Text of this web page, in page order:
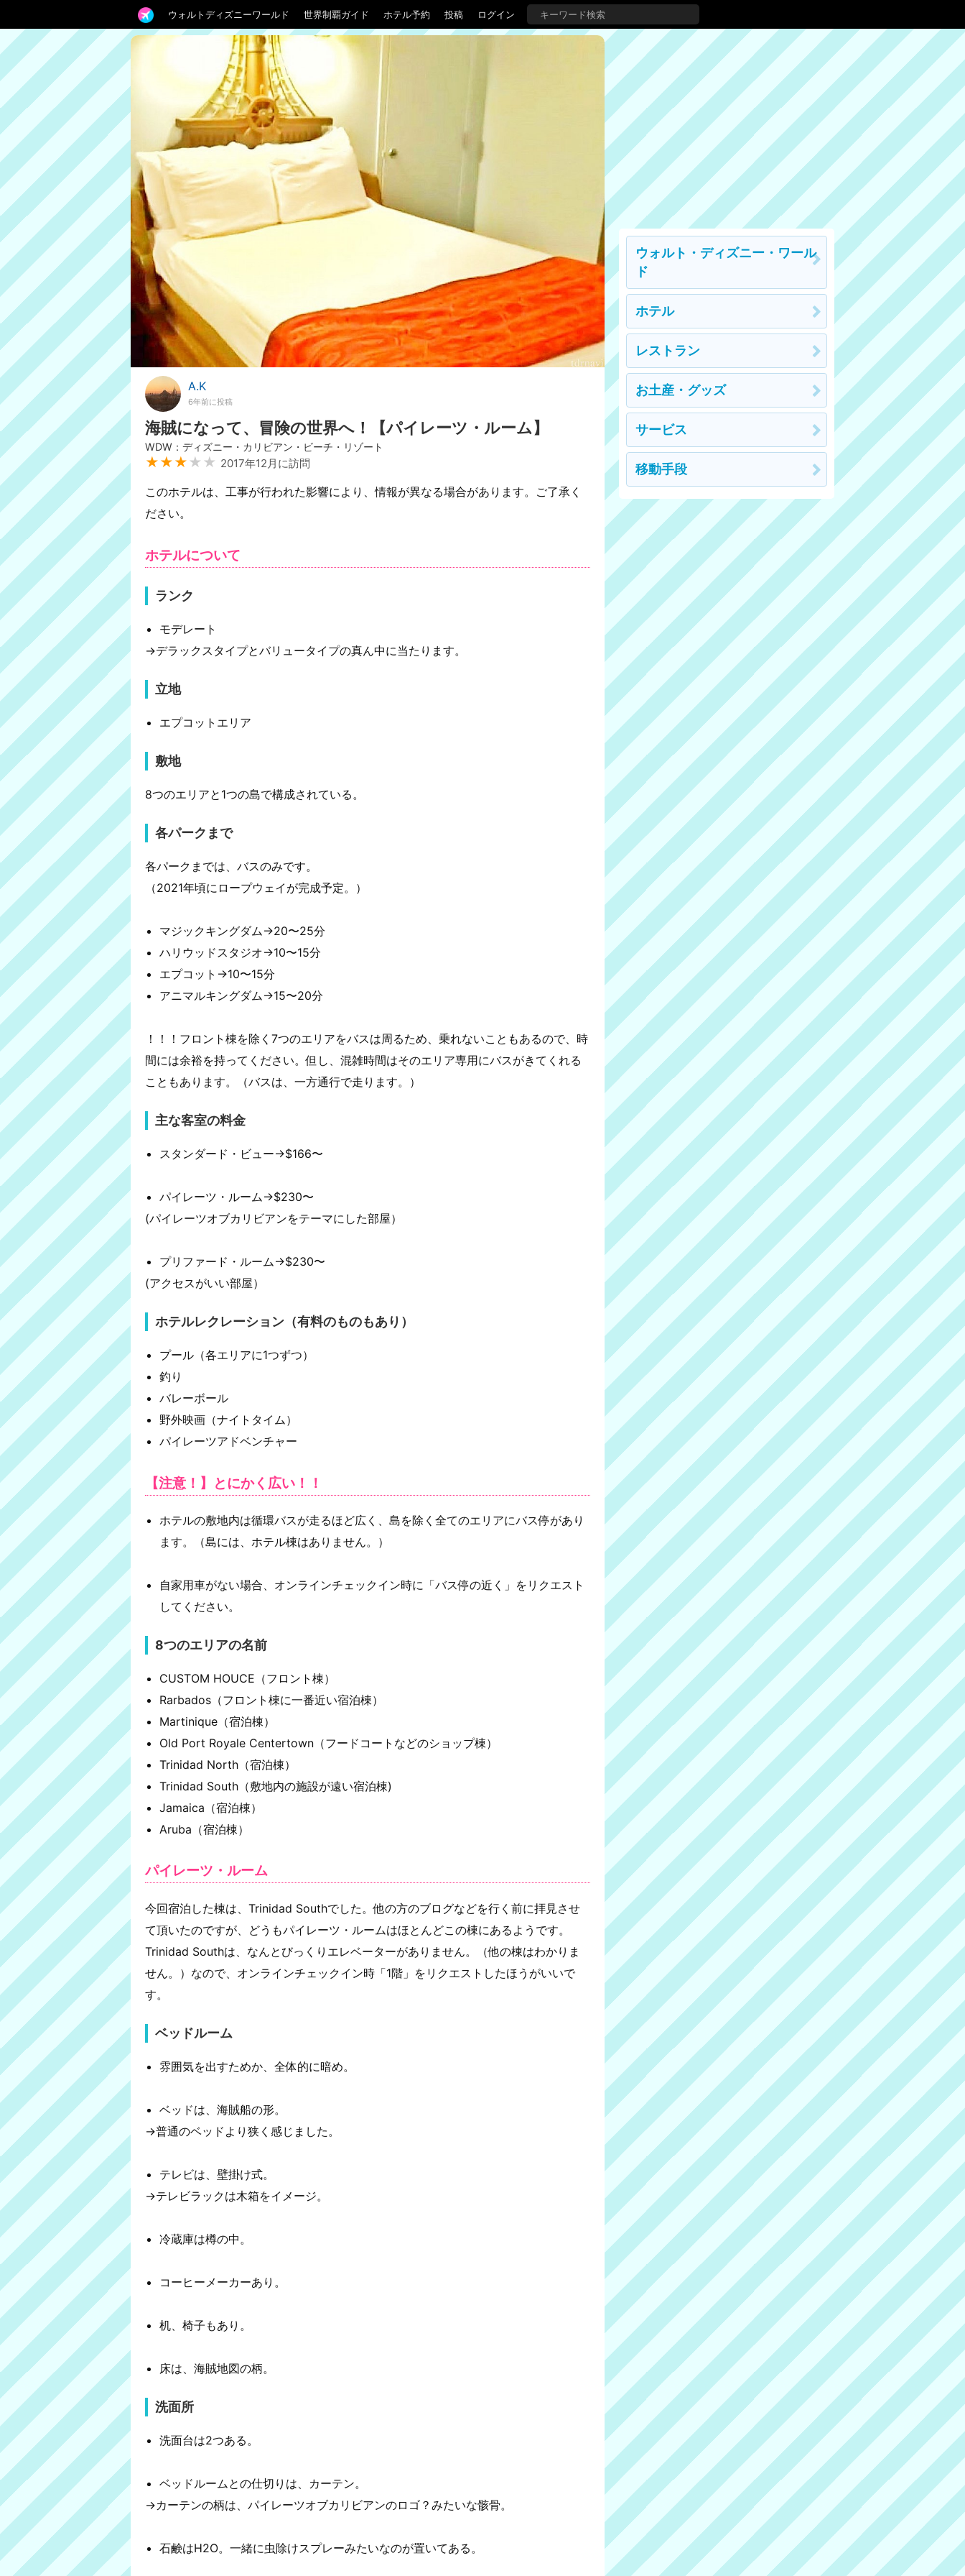
ウォルトディズニーワールド 世界制覇ガイド ホテル予約 投稿 ログイン
A.K
6年前に投稿
海賊になって、冒険の世界へ！【パイレーツ・ルーム】
WDW：ディズニー・カリビアン・ビーチ・リゾート
★★★ ★★ 2017年12月に訪問
このホテルは、工事が行われた影響により、情報が異なる場合があります。ご了承く
ださい。
ホテルについて
ランク
モデレート
→デラックスタイプとバリュータイプの真ん中に当たります。
立地
エプコットエリア
敷地
8つのエリアと1つの島で構成されている。
各パークまで
各パークまでは、バスのみです。
（2021年頃にロープウェイが完成予定。）
マジックキングダム→20〜25分
ハリウッドスタジオ→10〜15分
エプコット→10〜15分
アニマルキングダム→15〜20分
！！！フロント棟を除く7つのエリアをバスは周るため、乗れないこともあるので、時
間には余裕を持ってください。但し、混雑時間はそのエリア専用にバスがきてくれる
こともあります。（バスは、一方通行で走ります。）
主な客室の料金
スタンダード・ビュー→$166〜
パイレーツ・ルーム→$230〜
(パイレーツオブカリビアンをテーマにした部屋）
プリファード・ルーム→$230〜
(アクセスがいい部屋）
ホテルレクレーション（有料のものもあり）
プール（各エリアに1つずつ）
釣り
バレーボール
野外映画（ナイトタイム）
パイレーツアドベンチャー
【注意！】とにかく広い！！
ホテルの敷地内は循環バスが走るほど広く、島を除く全てのエリアにバス停があり
ます。（島には、ホテル棟はありません。）
自家用車がない場合、オンラインチェックイン時に「バス停の近く」をリクエスト
してください。
8つのエリアの名前
CUSTOM HOUCE（フロント棟）
Rarbados（フロント棟に一番近い宿泊棟）
Martinique（宿泊棟）
Old Port Royale Centertown（フードコートなどのショップ棟）
Trinidad North（宿泊棟）
Trinidad South（敷地内の施設が遠い宿泊棟)
Jamaica（宿泊棟）
Aruba（宿泊棟）
パイレーツ・ルーム
今回宿泊した棟は、Trinidad Southでした。他の方のブログなどを行く前に拝見させ
て頂いたのですが、どうもパイレーツ・ルームはほとんどこの棟にあるようです。
Trinidad Southは、なんとびっくりエレベーターがありません。（他の棟はわかりま
せん。）なので、オンラインチェックイン時「1階」をリクエストしたほうがいいで
す。
ベッドルーム
雰囲気を出すためか、全体的に暗め。
ベッドは、海賊船の形。
→普通のベッドより狭く感じました。
テレビは、壁掛け式。
→テレビラックは木箱をイメージ。
冷蔵庫は樽の中。
コーヒーメーカーあり。
机、椅子もあり。
床は、海賊地図の柄。
洗面所
洗面台は2つある。
ベッドルームとの仕切りは、カーテン。
→カーテンの柄は、パイレーツオブカリビアンのロゴ？みたいな骸骨。
石鹸はH2O。一緒に虫除けスプレーみたいなのが置いてある。
ウォルト・ディズニー・ワール
ド
ホテル
レストラン
お土産・グッズ
サービス
移動手段